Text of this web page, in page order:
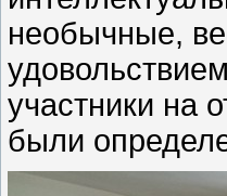
необычные,
участники на
были